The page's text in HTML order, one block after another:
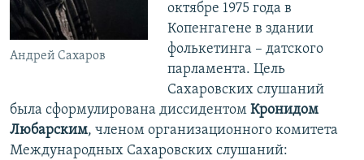
Андрей Сахаров
октябре 1975 года в
Копенгагене в здании
фолькетинга – датского
парламента. Цель
Сахаровских слушаний
была сформулирована диссидентом Кронидом
Любарским, членом организационного комитета
Международных Сахаровских слушаний: